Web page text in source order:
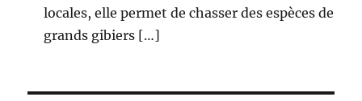
locales, elle permet de chasser des espèces de
grands gibiers […]